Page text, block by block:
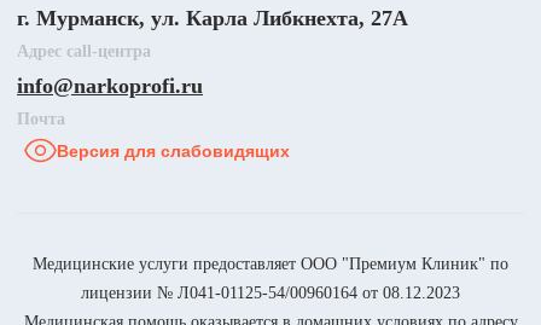
г. Мурманск, ул. Карла Либкнехта, 27А
Адрес call-центра
info@narkoprofi.ru
Почта
Версия для слабовидящих
Медицинские услуги предоставляет ООО "Премиум Клиник" по
лицензии № Л041-01125-54/00960164 от 08.12.2023